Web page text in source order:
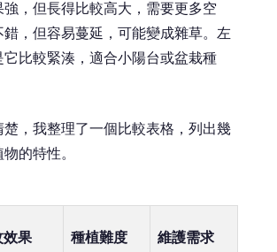
，但長得比較高大，需要更多空
錯，但容易蔓延，可能變成雜草。左
它比較緊湊，適合小陽台或盆栽種
楚，我整理了一個比較表格，列出幾
的特性。
效果 種植難度 維護需求